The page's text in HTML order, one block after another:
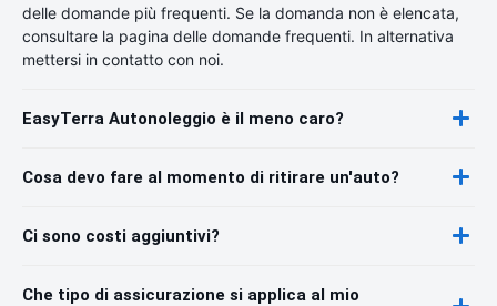
delle domande più frequenti. Se la domanda non è elencata,
consultare la pagina delle domande frequenti. In alternativa
mettersi in contatto con noi.
EasyTerra Autonoleggio è il meno caro?
Cosa devo fare al momento di ritirare un'auto?
Ci sono costi aggiuntivi?
Che tipo di assicurazione si applica al mio